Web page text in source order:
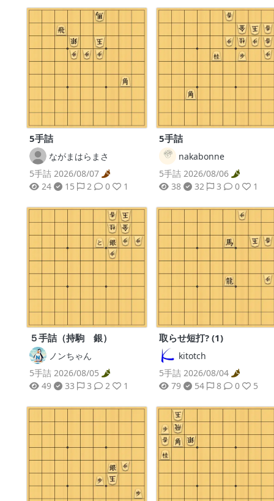
5手詰
ながまはらまさ
5手詰 2026/08/07
24
15 2 0 1
5手詰
nakabonne
5手詰 2026/08/06
38
32 3 0 1
５手詰（持駒 銀）
ノンちゃん
5手詰 2026/08/05
49
33 3 2 1
取らせ短打? (1)
kitotch
5手詰 2026/08/04
79
54 8 0 5